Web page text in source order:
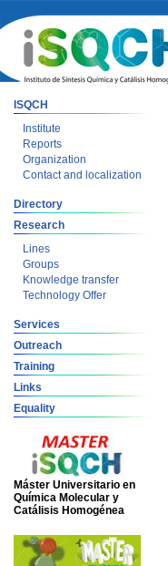
ISQCH
Institute
Reports
Organization
Contact and localization
Directory
Research
Lines
Groups
Knowledge transfer
Technology Offer
Services
Outreach
Training
Links
Equality
Máster Universitario en
Química Molecular y
Catálisis Homogénea